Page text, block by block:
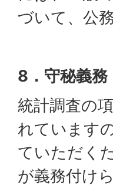
づいて、公
8．守秘義務
統計調査の
れています
ていただく
が義務付け